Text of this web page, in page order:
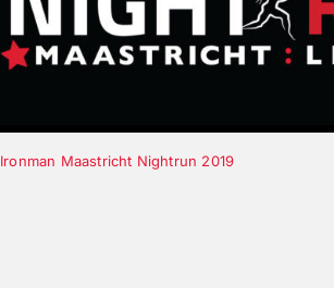
Ironman Maastricht Nightrun 2019